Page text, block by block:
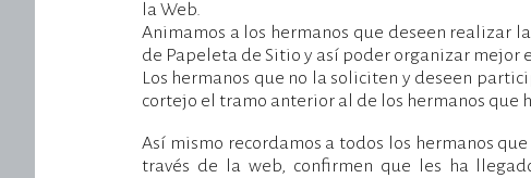
la Web.
Animamos a los hermanos que deseen realizar
de Papeleta de Sitio y así poder organizar mejor
Los hermanos que no la soliciten y deseen
cortejo el tramo anterior al de los hermanos que
Así mismo recordamos a todos los hermanos
través de la web, confirmen que les ha